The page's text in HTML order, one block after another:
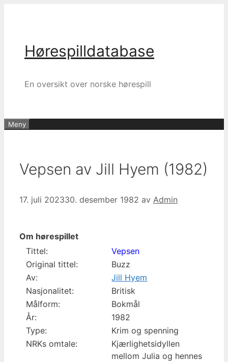
Hørespilldatabase
En oversikt over norske hørespill
Meny
Vepsen av Jill Hyem (1982)
17. juli 202330. desember 1982 av Admin
Om hørespillet
Tittel:
Vepsen
Original tittel:
Buzz
Av:
Jill Hyem
Nasjonalitet:
Britisk
Målform:
Bokmål
År:
1982
Type:
Krim og spenning
NRKs omtale:
Kjærlighetsidyllen
mellom Julia og hennes